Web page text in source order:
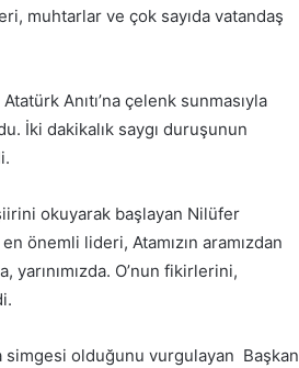
muhtarlar ve çok sayıda vatandaş
Anıtı’na çelenk sunmasıyla
İki dakikalık saygı duruşunun
okuyarak başlayan Nilüfer
önemli lideri, Atamızın aramızdan
yarınımızda. O’nun fikirlerini,
simgesi olduğunu vurgulayan Başkan